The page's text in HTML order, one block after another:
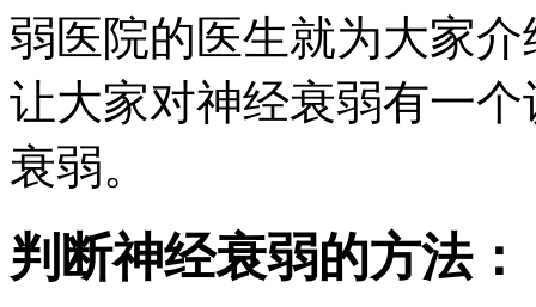
弱医院的医生就为大家
让大家对神经衰弱有一
衰弱。
判断神经衰弱的方法：